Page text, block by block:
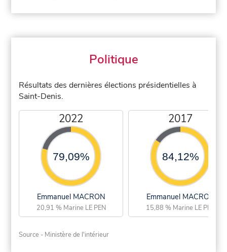
Politique
Résultats des dernières élections présidentielles à
Saint-Denis.
2022
79,09%
Emmanuel MACRON
20,91 % Marine LE PEN
2017
84,12%
Emmanuel MACRON
15,88 % Marine LE PEN
Source - Ministère de l'intérieur